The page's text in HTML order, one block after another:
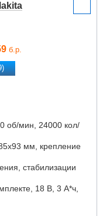
б.р.
об/мин, 24000 кол/
мм, крепление
стабилизации
18 В, 3 А*ч,